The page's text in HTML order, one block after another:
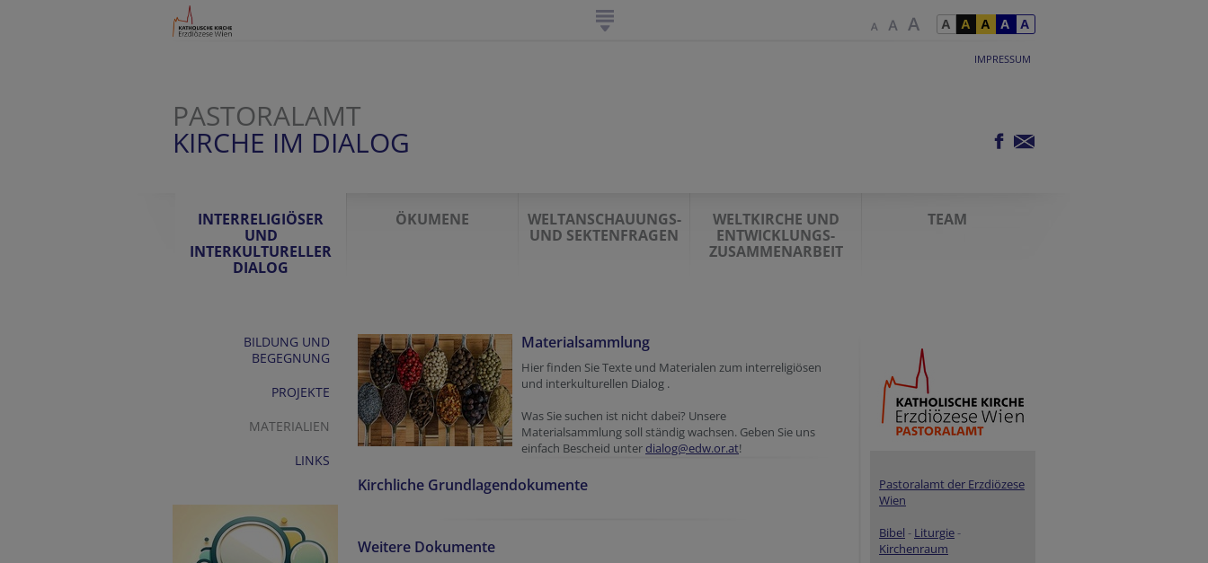
IMPRESSUM
PASTORALAMT
KIRCHE IM DIALOG
INTERRELIGIÖSER
UND
INTERKULTURELLER
DIALOG
ÖKUMENE
WELTANSCHAUUNGS-
UND SEKTENFRAGEN
WELTKIRCHE UND
ENTWICKLUNGS-
ZUSAMMENARBEIT
TEAM
BILDUNG UND
BEGEGNUNG
PROJEKTE
MATERIALIEN
LINKS
Materialsammlung
Hier finden Sie Texte und Materialen zum interreligiösen
und interkulturellen Dialog .
Was Sie suchen ist nicht dabei? Unsere
Materialsammlung soll ständig wachsen. Geben Sie uns
einfach Bescheid unterdialog@edw.or.at!
Kirchliche Grundlagendokumente
Weitere Dokumente
Pastoralamt der Erzdiözese
Wien
Bibel - Liturgie-
Kirchenraum